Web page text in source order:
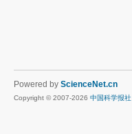
Powered by ScienceNet.cn
Copyright © 2007-2026 中国科学报社